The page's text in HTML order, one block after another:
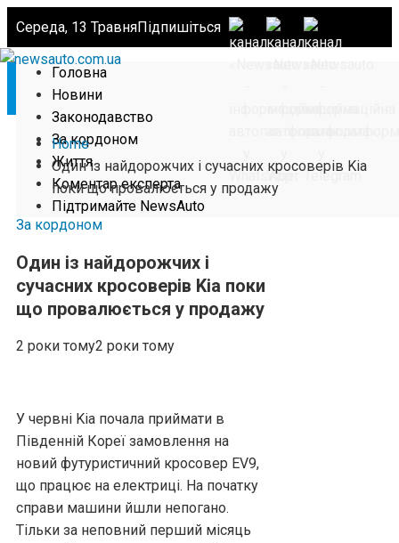
Середа, 13 ТравняПідпишіться
Головна
Новини
Законодавство
За кордоном
Життя
Коментар експерта
Підтримайте NewsAuto
Home
Один із найдорожчих і сучасних кросоверів Kia
поки що провалюється у продажу
За кордоном
Один із найдорожчих і
сучасних кросоверів Kia поки
що провалюється у продажу
2 роки тому2 роки тому
У червні Kia почала приймати в
Південній Кореї замовлення на
новий футуристичний кросовер EV9,
що працює на електриці. На початку
справи машини йшли непогано.
Тільки за неповний перший місяць